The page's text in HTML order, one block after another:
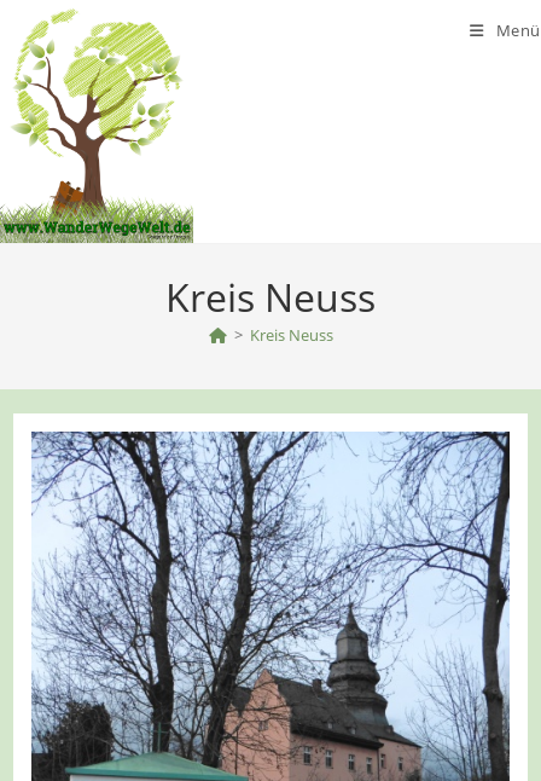
Inhalt
springen
Menü
Kreis Neuss
> Kreis Neuss